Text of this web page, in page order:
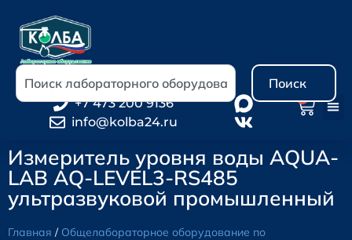
Поиск
+7 473 200 9136
info@kolba24.ru
Измеритель уровня воды AQUA-
LAB AQ-LEVEL3-RS485
ультразвуковой промышленный
Главная / Общелабораторное оборудование по